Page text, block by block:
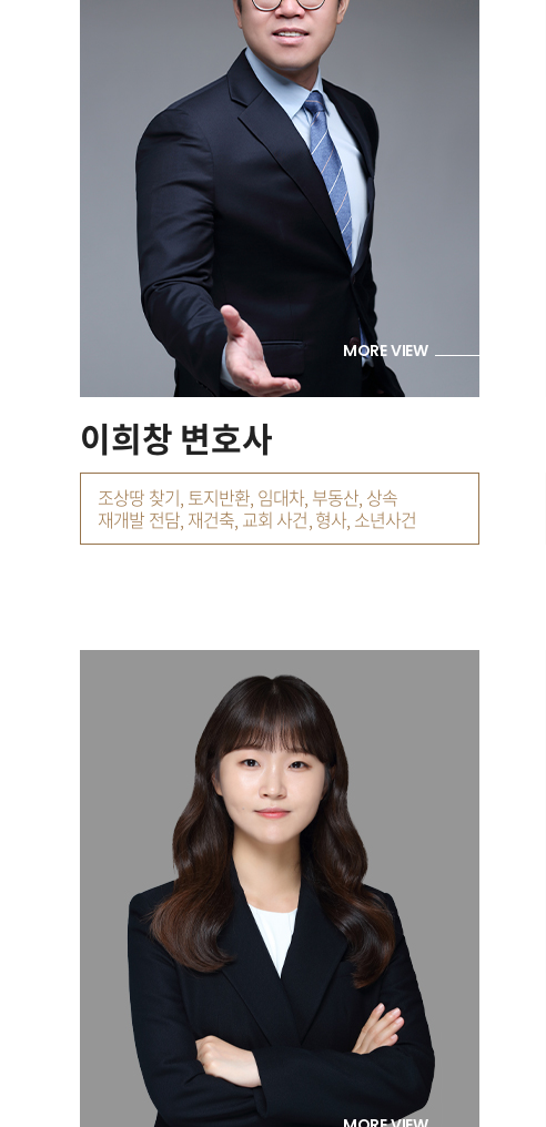
MORE VIEW
이희창 변호사
조상땅 찾기, 토지반환, 임대차, 부동산, 상속
재개발 전담, 재건축, 교회 사건, 형사, 소년사건